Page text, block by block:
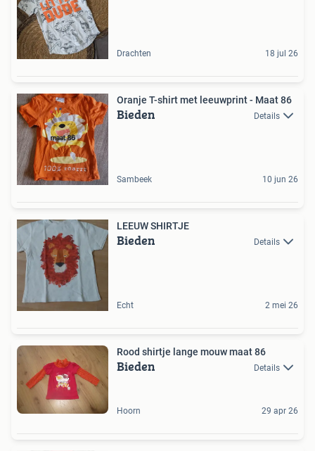
Drachten 18 jul 26
Oranje T-shirt met leeuwprint - Maat 86
Bieden Details
Sambeek 10 jun 26
LEEUW SHIRTJE
Bieden Details
Echt 2 mei 26
Rood shirtje lange mouw maat 86
Bieden Details
Hoorn 29 apr 26